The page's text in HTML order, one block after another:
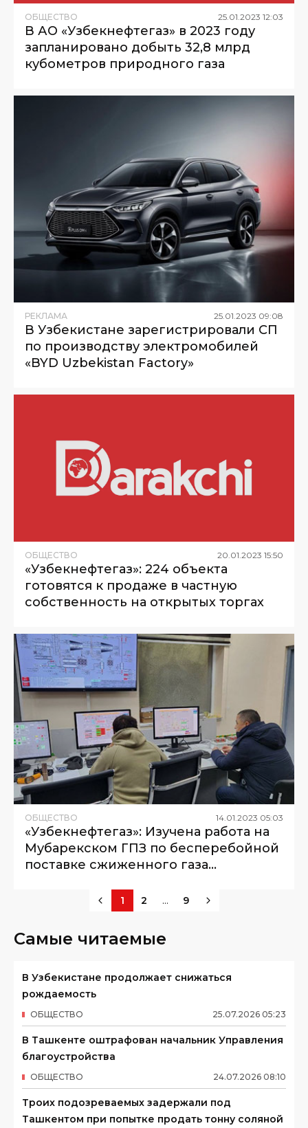
ОБЩЕСТВО 25 01 2023 12:03
В АО «Узбекнефтегаз» в 2023 году
запланировано добыть 32,8 млрд
кубометров природного газа
РЕКЛАМА 25 01 2023 09:08
В Узбекистане зарегистрировали СП
по производству электромобилей
«BYD Uzbekistan Factory»
ОБЩЕСТВО 20 01 2023 15:50
«Узбекнефтегаз»: 224 объекта
готовятся к продаже в частную
собственность на открытых торгах
ОБЩЕСТВО 14 01 2023 05:03
«Узбекнефтегаз»: Изучена работа на
Мубарекском ГПЗ по бесперебойной
поставке сжиженного газа
1 2 ... 9
Самые читаемые
В Узбекистане продолжает снижаться
рождаемость
25.07.2026 05:23
ОБЩЕСТВО
В Ташкенте оштрафован начальник Управления
благоустройства
24.07.2026 08:10
ОБЩЕСТВО
Троих подозреваемых задержали под
Ташкентом при попытке продать тонну соляной